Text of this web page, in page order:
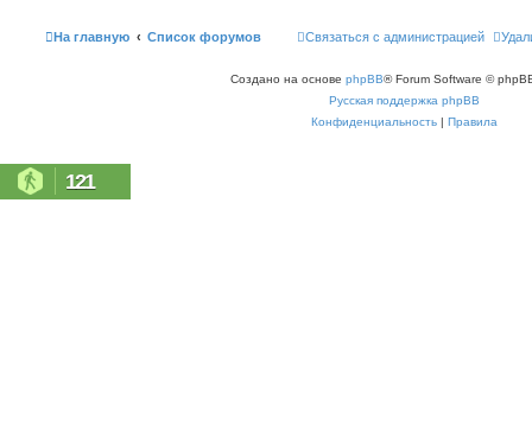
На главную Список форумов Связаться с администрацией
Создано на основе phpBB® Forum Software ©
Русская поддержка phpBB
Конфиденциальность | Правила
121